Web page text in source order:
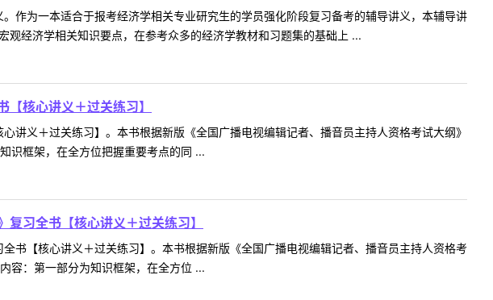
作为一本适合于报考经济学相关专业研究生的学员强化阶段复习备考的辅导讲义，本辅导讲
经济学相关知识要点，在参考众多的经济学教材和习题集的基础上 ...
核心讲义＋过关练习】
义＋过关练习】。本书根据新版《全国广播电视编辑记者、播音员主持人资格考试大纲》
识框架，在全方位把握重要考点的同 ...
习全书【核心讲义＋过关练习】
书【核心讲义＋过关练习】。本书根据新版《全国广播电视编辑记者、播音员主持人资格考
容：第一部分为知识框架，在全方位 ...